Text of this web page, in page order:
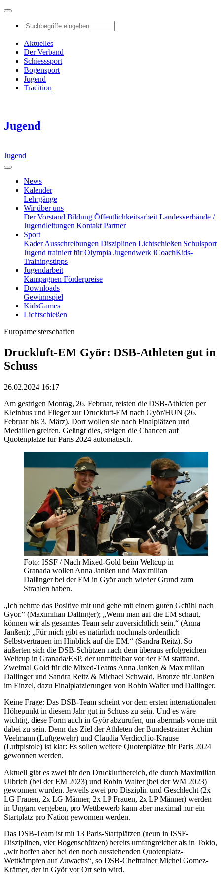
Aktuelles
Der Verband
Schiesssport
Bogensport
Jugend
Tradition
Jugend
Jugend
News
Kalender
Lehrgänge
Wir über uns
Der Vorstand Bildung Öffentlichkeitsarbeit Landesverbände /
Jugendleitungen Kontakt Partner
Sport
KaderAusschreibungen Disziplinen Lichtschießen Schulsport
Jugend trainiert für Olympia Jugendwerk iCoachKids-
Trainingstipps
Jugendarbeit
Kampagnen Förderpreise
Downloads
Gewinnspiel
KidsGames
Lichtschießen
Europameisterschaften
Druckluft-EM Györ: DSB-Athleten gut in
Schuss
26.02.2024 16:17
Am gestrigen Montag, 26. Februar, reisten die DSB-Athleten per
Kleinbus und Flieger zur Druckluft-EM nach Györ/HUN (26.
Februar bis 3. März). Dort wollen sie nach Finalplätzen und
Medaillen greifen. Gelingt dies, steigen die Chancen auf
Quotenplätze für Paris 2024 automatisch.
Foto: ISSF / Nach Mixed-Gold beim Weltcup in
Granada wollen Anna Janßen und Maximilian
Dallinger bei der EM in Györ auch wieder Grund zum
Strahlen haben.
„Ich nehme das Positive mit und gehe mit einem guten Gefühl nach
Györ.“ (Maximilian Dallinger); „Wenn man auf die EM schaut,
können wir als gesamtes Team sehr zuversichtlich sein.“ (Anna
Janßen); „Für mich gibt es natürlich nochmals ordentlich
Selbstvertrauen im Hinblick auf die EM.“ (Sandra Reitz). So
äußerten sich die DSB-Schützen nach dem überaus erfolgreichen
Weltcup in Granada/ESP, der unmittelbar vor der EM stattfand.
Zweimal Gold für die Mixed-Teams Anna Janßen & Maximilian
Dallinger und Sandra Reitz & Michael Schwald, Bronze für Janßen
im Einzel, dazu Finalplatzierungen von Robin Walter und Dallinger.
Keine Frage: Das DSB-Team scheint vor dem ersten internationalen
Höhepunkt in diesem Jahr gut in Schuss zu sein. Und es wäre
wichtig, diese Form auch in Györ abzurufen, um abermals vorne mit
dabei zu sein. Denn das Ziel der Athleten der Bundestrainer Achim
Veelmann (Luftgewehr) und Claudia Verdicchio-Krause
(Luftpistole) ist klar: Es sollen weitere Quotenplätze für Paris 2024
gewonnen werden.
Aktuell gibt es zwei für den Druckluftbereich, die durch Maximilian
Ulbrich (bei der EM 2023) und Robin Walter (bei der WM 2023)
gewonnen wurden. Jeweils zwei pro Disziplin und Geschlecht (2x
LG Frauen, 2x LG Männer, 2x LP Frauen, 2x LP Männer) werden
in Ungarn vergeben, pro Wettbewerb kann aber maximal nur ein
Startplatz pro Nation gewonnen werden.
Das DSB-Team ist mit 13 Paris-Startplätzen (neun in ISSF-
Disziplinen, vier Bogenschützen) bereits umfangreicher als in Tokio,
„wir hoffen aber bei den noch ausstehenden Quotenplatz-
Wettkämpfen auf Zuwachs“, so DSB-Cheftrainer Michel Gomez-
Krämer, der in Györ vor Ort sein wird.